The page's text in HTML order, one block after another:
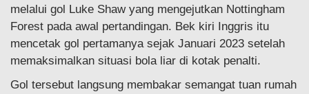
melalui gol Luke Shaw yang mengejutkan Nottingham
Forest pada awal pertandingan. Bek kiri Inggris itu
mencetak gol pertamanya sejak Januari 2023 setelah
memaksimalkan situasi bola liar di kotak penalti.
Gol tersebut langsung membakar semangat tuan rumah